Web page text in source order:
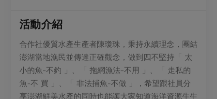
素食專區
樂齡友善
活動介紹
合作社優質水產生產者陳瓊珠，秉持永續理念，團結
澎湖當地漁民並傳達正確觀念，做到四不堅持「 太
小的魚-不釣 」、「 拖網漁法-不用 」、「 走私的
魚-不 買 」、「 非法捕魚-不做 」，希望跟社員分
享澎湖鮮美水產的同時也能讓大家知道海洋資源生生